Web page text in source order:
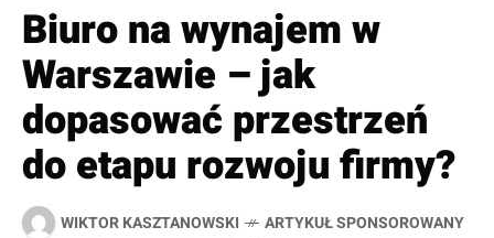
Biuro na wynajem w
Warszawie – jak
dopasować przestrzeń
do etapu rozwoju firmy?
WIKTOR KASZTANOWSKI
ARTYKUŁ SPONSOROWANY